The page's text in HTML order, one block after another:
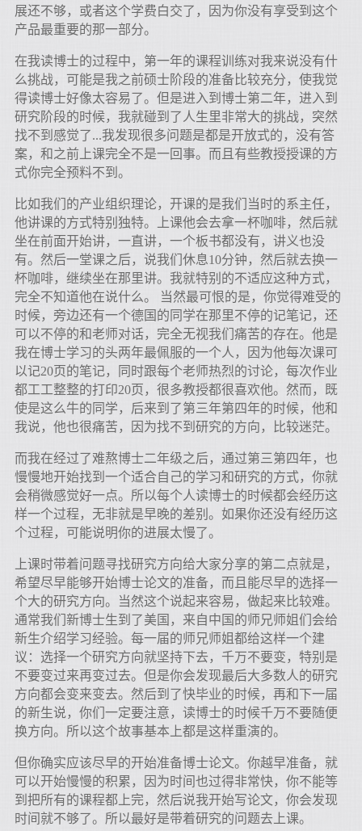
展还不够，或者这个学费白交了，因为你没有享受到这个
产品最重要的那一部分。
在我读博士的过程中，第一年的课程训练对我来说没有什
么挑战，可能是我之前硕士阶段的准备比较充分，使我觉
得读博士好像太容易了。但是进入到博士第二年，进入到
研究阶段的时候，我就碰到了人生里非常大的挑战，突然
找不到感觉了...我发现很多问题是都是开放式的，没有答
案，和之前上课完全不是一回事。而且有些教授授课的方
式你完全预料不到。
比如我们的产业组织理论，开课的是我们当时的系主任，
他讲课的方式特别独特。上课他会去拿一杯咖啡，然后就
坐在前面开始讲，一直讲，一个板书都没有，讲义也没
有。然后一堂课之后，说我们休息10分钟，然后就去换一
杯咖啡，继续坐在那里讲。我就特别的不适应这种方式，
完全不知道他在说什么。 当然最可恨的是，你觉得难受的
时候，旁边还有一个德国的同学在那里不停的记笔记，还
可以不停的和老师对话，完全无视我们痛苦的存在。他是
我在博士学习的头两年最佩服的一个人，因为他每次课可
以记20页的笔记，同时跟每个老师热烈的讨论，每次作业
都工工整整的打印20页，很多教授都很喜欢他。然而，既
使是这么牛的同学，后来到了第三年第四年的时候，他和
我说，他也很痛苦，因为找不到研究的方向，比较迷茫。
而我在经过了难熬博士二年级之后，通过第三第四年，也
慢慢地开始找到一个适合自己的学习和研究的方式，你就
会稍微感觉好一点。所以每个人读博士的时候都会经历这
样一个过程，无非就是早晚的差别。如果你还没有经历这
个过程，可能说明你的进展太慢了。
上课时带着问题寻找研究方向给大家分享的第二点就是，
希望尽早能够开始博士论文的准备，而且能尽早的选择一
个大的研究方向。当然这个说起来容易，做起来比较难。
通常我们新博士生到了美国，来自中国的师兄师姐们会给
新生介绍学习经验。每一届的师兄师姐都给这样一个建
议：选择一个研究方向就坚持下去，千万不要变，特别是
不要变过来再变过去。但是你会发现最后大多数人的研究
方向都会变来变去。然后到了快毕业的时候，再和下一届
的新生说，你们一定要注意，读博士的时候千万不要随便
换方向。所以这个故事基本上都是这样重演的。
但你确实应该尽早的开始准备博士论文。你越早准备，就
可以开始慢慢的积累，因为时间也过得非常快，你不能等
到把所有的课程都上完，然后说我开始写论文，你会发现
时间就不够了。所以最好是带着研究的问题去上课。